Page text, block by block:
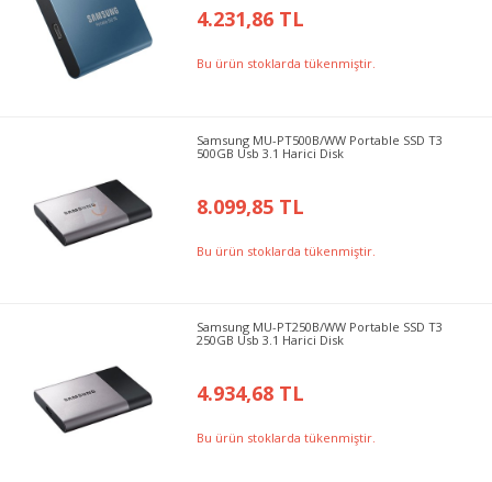
4.231,86 TL
Bu ürün stoklarda tükenmiştir.
Samsung MU-PT500B/WW Portable SSD T3
500GB Usb 3.1 Harici Disk
8.099,85 TL
Bu ürün stoklarda tükenmiştir.
Samsung MU-PT250B/WW Portable SSD T3
250GB Usb 3.1 Harici Disk
4.934,68 TL
Bu ürün stoklarda tükenmiştir.